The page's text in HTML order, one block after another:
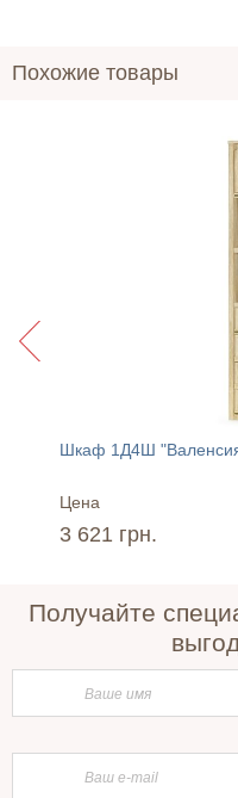
Похожие товары
Шкаф 1Д4Ш
Цена
3 621 грн.
Получайте